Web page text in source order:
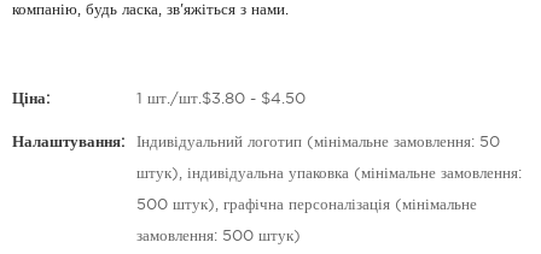
компанію, будь ласка, зв'яжіться з нами.
Ціна: 1 шт./шт.$3.80 - $4.50
Налаштування: Індивідуальний логотип (мінімальне замовлення: 50
штук), індивідуальна упаковка (мінімальне замовлення:
500 штук), графічна персоналізація (мінімальне
замовлення: 500 штук)